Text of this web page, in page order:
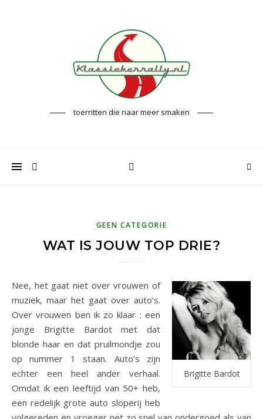
toerritten die naar meer smaken
GEEN CATEGORIE
WAT IS JOUW TOP DRIE?
Brigitte Bardot
Nee, het gaat niet over vrouwen of
muziek, maar het gaat over auto’s.
Over vrouwen ben ik zo klaar : een
jonge Brigitte Bardot met dat
blonde haar en dat pruilmondje zou
op nummer 1 staan. Auto’s zijn
echter een heel ander verhaal.
Omdat ik een leeftijd van 50+ heb,
een redelijk grote auto sloperij heb